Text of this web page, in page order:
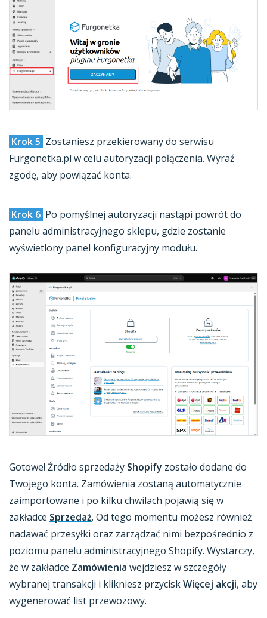
Krok 5 Zostaniesz przekierowany do serwisu
Furgonetka.pl w celu autoryzacji połączenia. Wyraź
zgodę, aby powiązać konta.
Krok 6 Po pomyślnej autoryzacji nastąpi powrót do
panelu administracyjnego sklepu, gdzie zostanie
wyświetlony panel konfiguracyjny modułu.
Gotowe! Źródło sprzedaży Shopify zostało dodane do
Twojego konta. Zamówienia zostaną automatycznie
zaimportowane i po kilku chwilach pojawią się w
zakładce Sprzedaż. Od tego momentu możesz również
nadawać przesyłki oraz zarządzać nimi bezpośrednio z
poziomu panelu administracyjnego Shopify. Wystarczy,
że w zakładce Zamówienia wejdziesz w szczegóły
wybranej transakcji i klikniesz przyciskWięcej akcji, aby
wygenerować list przewozowy.